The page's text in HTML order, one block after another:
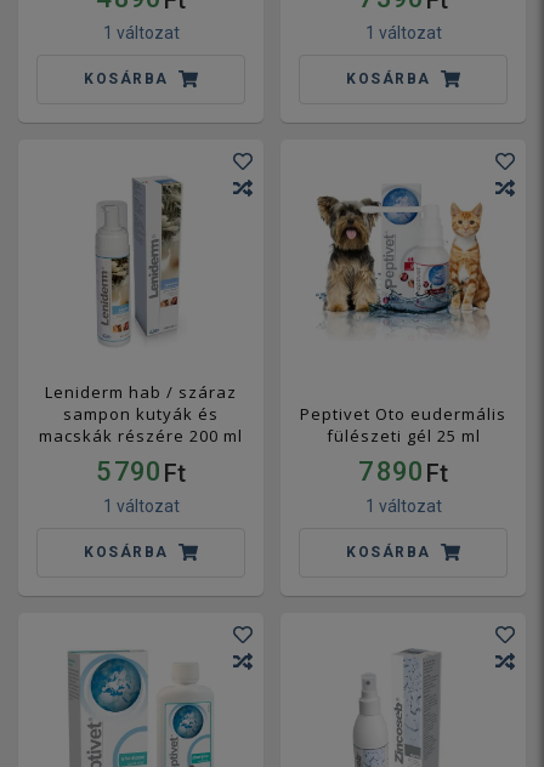
1 változat
KOSÁRBA
1 változat
KOSÁRBA
Leniderm hab / száraz
sampon kutyák és
macskák részére 200 ml
5 790 Ft
1 változat
KOSÁRBA
Peptivet Oto eudermális
fülészeti gél 25 ml
7 890 Ft
1 változat
KOSÁRBA